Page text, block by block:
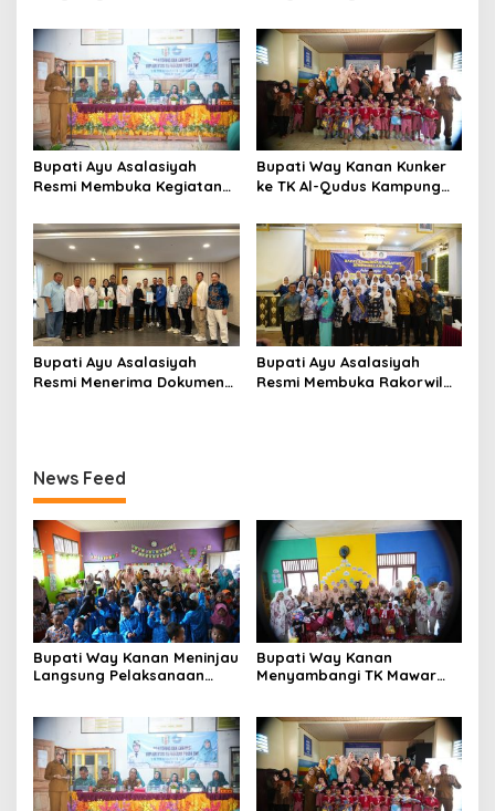
Menyenangkan di TK Negeri
Pembina Kampung Sri
Wijaya
Dalam Rangka
Memperingati Hari Anak
Nasional
Bupati Ayu Asalasiyah
Resmi Membuka Kegiatan
Kabupaten Way Kanan
Bupati Way Kanan Kunker
ke TK Al-Qudus Kampung
Bupati Ayu Asalasiyah
Resmi Menerima Dokumen
Bupati Ayu Asalasiyah
Resmi Membuka Rakorwil
News Feed
Bupati Way Kanan Meninjau
Langsung Pelaksanaan
Pembina Kampung Sri
Wijaya
Bupati Way Kanan
Menyambangi TK Mawar
Memperingati Hari Anak
Nasional